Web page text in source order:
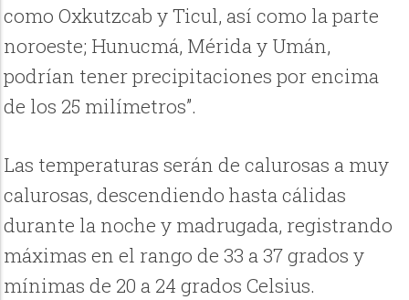
como Oxkutzcab y Ticul, así como la parte
noroeste; Hunucmá, Mérida y Umán,
podrían tener precipitaciones por encima
de los 25 milímetros”.
Las temperaturas serán de calurosas a muy
calurosas, descendiendo hasta cálidas
durante la noche y madrugada, registrando
máximas en el rango de 33 a 37 grados y
mínimas de 20 a 24 grados Celsius.